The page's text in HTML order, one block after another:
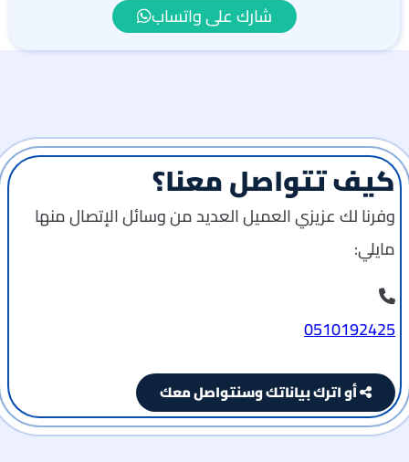
شارك على واتساب
كيف تتواصل معنا؟
وفرنا لك عزيزي العميل العديد من وسائل الإتصال منها
مايلي:
0510192425